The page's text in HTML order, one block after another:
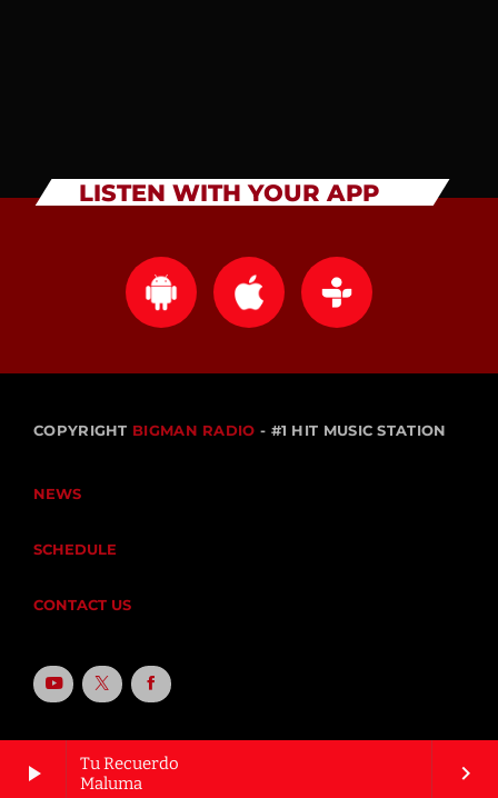
play_arrow
Tu Recuerdo
Maluma
keyboard_arrow_right
LISTEN WITH YOUR APP
COPYRIGHT BIGMAN RADIO - #1 HIT MUSIC STATION
NEWS
SCHEDULE
CONTACT US